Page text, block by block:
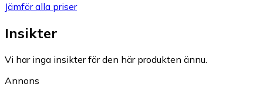
Jämför alla priser
Insikter
Vi har inga insikter för den här produkten ännu.
Annons